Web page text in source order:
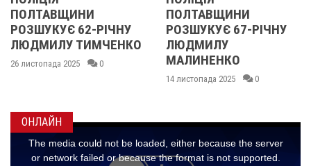
ПОЛТАВЩИНИ
РОЗШУКУЄ 67-РІЧНУ
ЛЮДМИЛУ
МАЛИНЕНКО
ОБЛАСТІ
РІЧНУ ЗОЮ
14 листопада 2025
ОНЛАЙН